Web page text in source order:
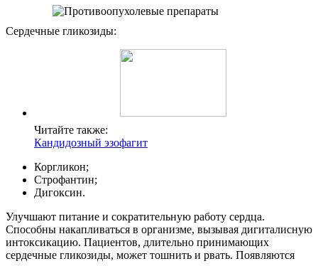
Сердечные гликозиды:
Читайте также:
Кандидозный эзофагит
Коргликон;
Строфантин;
Дигоксин.
Улучшают питание и сократительную работу сердца.
Способны накапливаться в организме, вызывая дигиталисную
интоксикацию. Пациентов, длительно принимающих
сердечные гликозиды, может тошнить и рвать. Появляются